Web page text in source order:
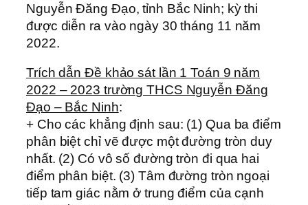
Nguyễn Đăng Đạo, tỉnh Bắc Ninh; kỳ thi
được diễn ra vào ngày 30 tháng 11 năm
2022.
Trích dẫn Đề khảo sát lần 1 Toán 9 năm
2022 – 2023 trường THCS Nguyễn Đăng
Đạo – Bắc Ninh:
+ Cho các khẳng định sau: (1) Qua ba điểm
phân biệt chỉ vẽ được một đường tròn duy
nhất. (2) Có vô số đường tròn đi qua hai
điểm phân biệt. (3) Tâm đường tròn ngoại
tiếp tam giác nằm ở trung điểm của cạnh